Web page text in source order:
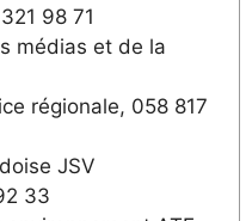
98 71
médias et de la
régionale, 058 817
JSV
33